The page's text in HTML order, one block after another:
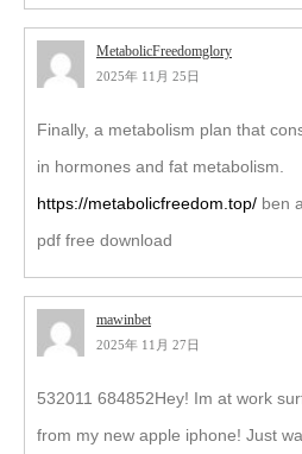
MetabolicFreedomglory
2025年 11月 25日
Finally, a metabolism plan that
in hormones and fat metabolism.
https://metabolicfreedom.top/ ben
pdf free download
mawinbet
2025年 11月 27日
532011 684852Hey! Im at work
from my new apple iphone! Just